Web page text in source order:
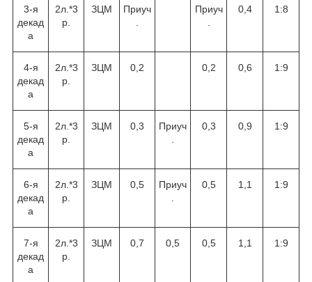
3-я
декад
а
2л.*3
р.
ЗЦМ
Приуч
.
Приуч
.
0,4 1:8
4-я
декад
а
2л.*3
р.
ЗЦМ 0,2 0,2 0,6 1:9
5-я
декад
а
2л.*3
р.
ЗЦМ 0,3
Приуч
.
0,3 0,9 1:9
6-я
декад
а
2л.*3
р.
ЗЦМ 0,5
Приуч
.
0,5 1,1 1:9
7-я
декад
а
2л.*3
р.
ЗЦМ 0,7 0,5 0,5 1,1 1:9